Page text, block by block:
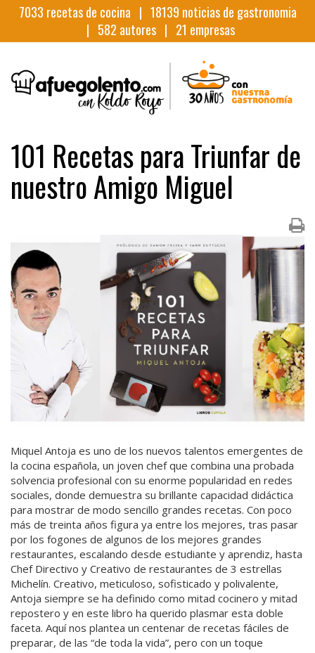
7033 recetas de cocina | 18139 noticias de gastronomia
| 582 autores | 21 empresas
101 Recetas para Triunfar de
nuestro Amigo Miguel
Miquel Antoja es uno de los nuevos talentos emergentes de
la cocina española, un joven chef que combina una probada
solvencia profesional con su enorme popularidad en redes
sociales, donde demuestra su brillante capacidad didáctica
para mostrar de modo sencillo grandes recetas. Con poco
más de treinta años figura ya entre los mejores, tras pasar
por los fogones de algunos de los mejores grandes
restaurantes, escalando desde estudiante y aprendiz, hasta
Chef Directivo y Creativo de restaurantes de 3 estrellas
Michelín. Creativo, meticuloso, sofisticado y polivalente,
Antoja siempre se ha definido como mitad cocinero y mitad
repostero y en este libro ha querido plasmar esta doble
faceta. Aquí nos plantea un centenar de recetas fáciles de
preparar, de las “de toda la vida”, pero con un toque